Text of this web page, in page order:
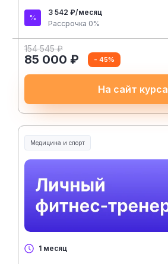
3 542 ₽/месяц
Рассрочка 0%
154 545 ₽
85 000 ₽ - 45%
На сайт курса
Медицина и спорт
Медицина, спорт и здоровье
1 месяц